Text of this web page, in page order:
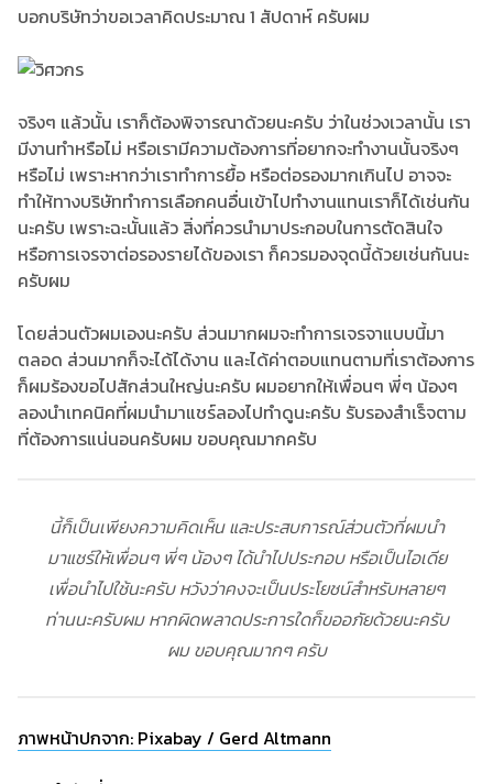
บอกบริษัทว่าขอเวลาคิดประมาณ 1 สัปดาห์ ครับผม
จริงๆ แล้วนั้น เราก็ต้องพิจารณาด้วยนะครับ ว่าในช่วงเวลานั้น เรา
มีงานทำหรือไม่ หรือเรามีความต้องการที่อยากจะทำงานนั้นจริงๆ
หรือไม่ เพราะหากว่าเราทำการยื้อ หรือต่อรองมากเกินไป อาจจะ
ทำให้ทางบริษัททำการเลือกคนอื่นเข้าไปทำงานแทนเราก็ได้เช่นกัน
นะครับ เพราะฉะนั้นแล้ว สิ่งที่ควรนำมาประกอบในการตัดสินใจ
หรือการเจรจาต่อรองรายได้ของเรา ก็ควรมองจุดนี้ด้วยเช่นกันนะ
ครับผม
โดยส่วนตัวผมเองนะครับ ส่วนมากผมจะทำการเจรจาแบบนี้มา
ตลอด ส่วนมากก็จะได้ได้งาน และได้ค่าตอบแทนตามที่เราต้องการ
ก็ผมร้องขอไปสักส่วนใหญ่นะครับ ผมอยากให้เพื่อนๆ พี่ๆ น้องๆ
ลองนำเทคนิคที่ผมนำมาแชร์ลองไปทำดูนะครับ รับรองสำเร็จตาม
ที่ต้องการแน่นอนครับผม ขอบคุณมากครับ
นี้ก็เป็นเพียงความคิดเห็น และประสบการณ์ส่วนตัวที่ผมนำ
มาแชร์ให้เพื่อนๆ พี่ๆ น้องๆ ได้นำไปประกอบ หรือเป็นไอเดีย
เพื่อนำไปใช้นะครับ หวังว่าคงจะเป็นประโยชน์สำหรับหลายๆ
ท่านนะครับผม หากผิดพลาดประการใดก็ขออภัยด้วยนะครับ
ผม ขอบคุณมากๆ ครับ
ภาพหน้าปกจาก: Pixabay / Gerd Altmann